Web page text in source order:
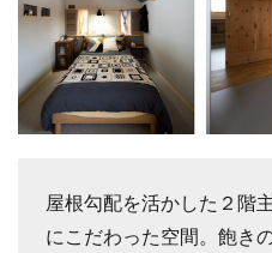
屋根勾配を活かした２階
にこだわった空間。飽き